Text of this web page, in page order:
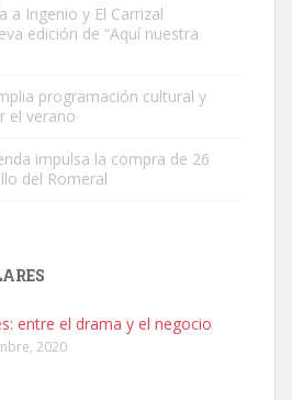
en la calle hace menos de un mes,
cari...
a Ingenio y El Carrizal
edición de “Aquí nuestra
programación cultural y
el verano
impulsa la compra de 26
del Romeral
entre el drama y el negocio
2020